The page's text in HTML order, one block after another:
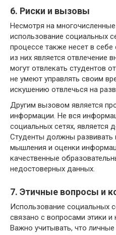
6. Риски и вызовы
Несмотря на
использование социальных
процессе также несет в
из них является отвлечение
могут отвлекать студентов
не умеют управлять своим
искушению отвлечься на
Другим вызовом является
информации. Не вся
социальных сетях, является
Студенты должны развивать
мышления и оценки
качественные
недостоверных данных.
7. Этичные вопросы и
Использование социальных
связано с вопросами этики
Важно учитывать, что